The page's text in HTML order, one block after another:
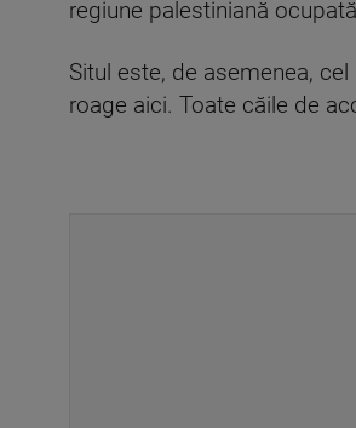
regiune palestiniană
Situl este, de asemenea,
roage aici. Toate căile de